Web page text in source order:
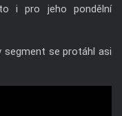
i pro jeho pondělní
segment se protáhl asi